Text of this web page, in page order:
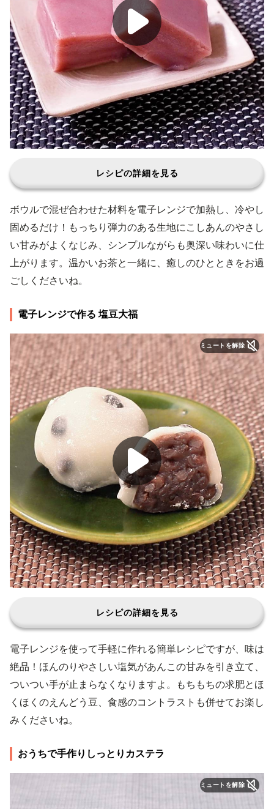
レシピの詳細を見る
ボウルで混ぜ合わせた材料を電子レンジで加熱し、冷やし
固めるだけ！もっちり弾力のある生地にこしあんのやさし
い甘みがよくなじみ、シンプルながらも奥深い味わいに仕
上がります。温かいお茶と一緒に、癒しのひとときをお過
ごしくださいね。
電子レンジで作る 塩豆大福
ミュートを解除
レシピの詳細を見る
電子レンジを使って手軽に作れる簡単レシピですが、味は
絶品！ほんのりやさしい塩気があんこの甘みを引き立て、
ついつい手が止まらなくなりますよ。もちもちの求肥とほ
くほくのえんどう豆、食感のコントラストも併せてお楽し
みくださいね。
おうちで手作りしっとりカステラ
ミュートを解除